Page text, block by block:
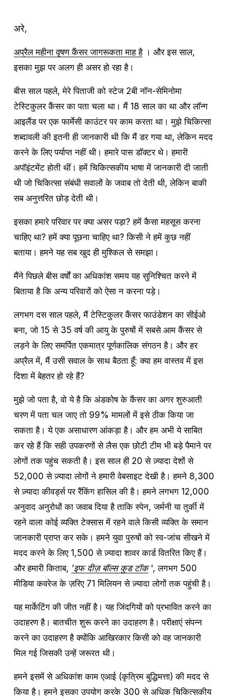
अरे,
अप्रैल महीना वृषण कैंसर जागरूकता माह है । और इस साल,
इसका मुझ पर अलग ही असर हो रहा है।
बीस साल पहले, मेरे पिताजी को स्टेज 2बी नॉन-सेमिनोमा
टेस्टिकुलर कैंसर का पता चला था। मैं 18 साल का था और लॉन्ग
आइलैंड पर एक फार्मेसी काउंटर पर काम करता था। मुझे चिकित्सा
शब्दावली की इतनी ही जानकारी थी कि मैं डर गया था, लेकिन मदद
करने के लिए पर्याप्त नहीं थी। हमारे पास डॉक्टर थे। हमारी
अपॉइंटमेंट होती थीं। हमें चिकित्सकीय भाषा में जानकारी दी जाती
थी जो चिकित्सा संबंधी सवालों के जवाब तो देती थी, लेकिन बाकी
सब अनुत्तरित छोड़ देती थी।
इसका हमारे परिवार पर क्या असर पड़ा? हमें कैसा महसूस करना
चाहिए था? हमें क्या पूछना चाहिए था? किसी ने हमें कुछ नहीं
बताया। हमने यह सब खुद ही मुश्किल से समझा।
मैंने पिछले बीस वर्षों का अधिकांश समय यह सुनिश्चित करने में
बिताया है कि अन्य परिवारों को ऐसा न करना पड़े।
लगभग दस साल पहले, मैं टेस्टिकुलर कैंसर फाउंडेशन का सीईओ
बना, जो 15 से 35 वर्ष की आयु के पुरुषों में सबसे आम कैंसर से
लड़ने के लिए समर्पित एकमात्र पूर्णकालिक संगठन है। और हर
अप्रैल में, मैं उसी सवाल के साथ बैठता हूँ: क्या हम वास्तव में इस
दिशा में बेहतर हो रहे हैं?
मुझे जो पता है, वो ये है कि अंडकोष के कैंसर का अगर शुरुआती
चरण में पता चल जाए तो 99% मामलों में इसे ठीक किया जा
सकता है। ये एक असाधारण आंकड़ा है। और हम अभी ये साबित
कर रहे हैं कि सही उपकरणों से लैस एक छोटी टीम भी बड़े पैमाने पर
लोगों तक पहुंच सकती है। इस साल ही 20 से ज़्यादा देशों से
52,000 से ज़्यादा लोगों ने हमारी वेबसाइट देखी है। हमने 8,300
से ज़्यादा कीवर्ड्स पर रैंकिंग हासिल की है। हमने लगभग 12,000
अनुवाद अनुरोधों का जवाब दिया है ताकि स्पेन, जर्मनी या तुर्की में
रहने वाला कोई व्यक्ति टेक्सास में रहने वाले किसी व्यक्ति के समान
जानकारी प्राप्त कर सके। हमने युवा पुरुषों को स्व-जांच सीखने में
मदद करने के लिए 1,500 से ज़्यादा शावर कार्ड वितरित किए हैं।
और हमारी किताब, 'इफ दीज़ बॉल्स कुड टॉक ', लगभग 500
मीडिया कवरेज के ज़रिए 71 मिलियन से ज़्यादा लोगों तक पहुंची है।
यह मार्केटिंग की जीत नहीं है। यह जिंदगियों को प्रभावित करने का
उदाहरण है। बातचीत शुरू करने का उदाहरण है। परीक्षाएं संपन्न
करने का उदाहरण है क्योंकि आखिरकार किसी को वह जानकारी
मिल गई जिसकी उन्हें जरूरत थी।
हमने इसमें से अधिकांश काम एआई (कृत्रिम बुद्धिमत्ता) की मदद से
किया है। हमने इसका उपयोग करके 300 से अधिक चिकित्सकीय